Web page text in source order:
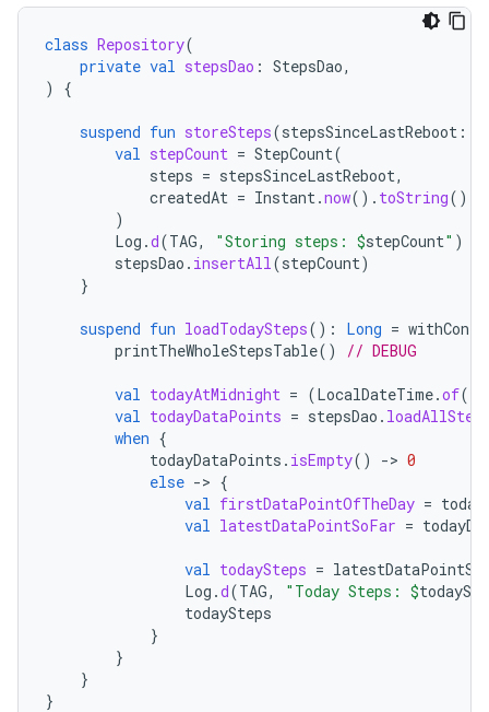
class Repository(
private val stepsDao : StepsDao,
)
{
suspend fun storeSteps(stepsSinceLastReboot :
val stepCount = StepCount(
steps = stepsSinceLastReboot,
createdAt = Instant.now(). toString()
)
Log .d(TAG, "Storing steps: $stepCount" )
stepsDao . insertAll(stepCount)
}
suspend fun loadTodaySteps(): Long =
printTheWholeStepsTable() // DEBUG
val todayAtMidnight = (LocalDateTime.of(
val todayDataPoints = stepsDao .
when {
todayDataPoints . isEmpty() -> 0
else -> {
val firstDataPointOfTheDay =
val latestDataPointSoFar =
val todaySteps =
Log .d(TAG, "Today Steps: $
todaySteps
}
}
}
}